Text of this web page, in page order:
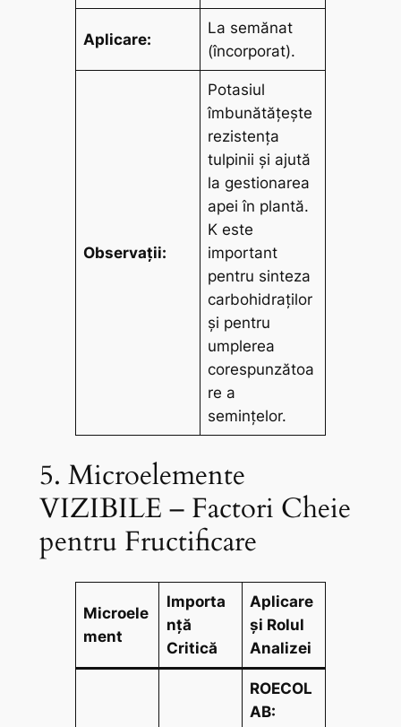
Aplicare:
La semănat
(încorporat).
Observații:
Potasiul
îmbunătățește
rezistența
tulpinii și ajută
la gestionarea
apei în plantă.
K este
important
pentru sinteza
carbohidraților
și pentru
umplerea
corespunzătoa
re a
semințelor.
5. Microelemente
VIZIBILE – Factori Cheie
pentru Fructificare
Microele
ment
Importa
nță
Critică
Aplicare
și Rolul
Analizei
ROECOL
AB: